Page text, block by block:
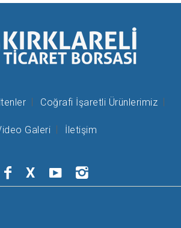
Coğrafi İşaretli Ürünlerimiz
Galeri İletişim
X